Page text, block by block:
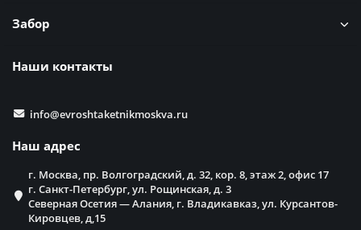
Забор
Наши контакты
info@evroshtaketnikmoskva.ru
Наш адрес
г. Москва, пр. Волгоградский, д. 32, кор. 8, этаж 2, офис 17
г. Санкт-Петербург, ул. Рощинская, д. 3
Северная Осетия — Алания, г. Владикавказ, ул. Курсантов-
Кировцев, д,15